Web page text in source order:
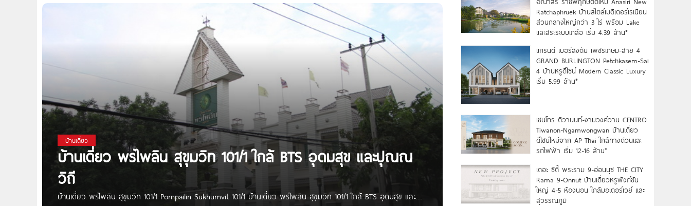
บ้านเดี่ยว
บ้านเดี่ยว พรไพลิน สุขุมวิท 101/1 ใกล้ BTS อุดมสุข และปุณณ
วิถี
บ้านเดี่ยว พรไพลิน สุขุมวิท 101/1 Pornpailin Sukhumvit 101/1 บ้านเดี่ยว พรไพลิน สุขุมวิท 101/1 ใกล้ BTS อุดมสุข และ
Ratchaphruek บ้านสไตล์เมดิเตอร์เรเนียน
ส่วนกลางใหญ่กว่า 3 ไร่ พร้อม Lake
และสระระบบเกลือ เริ่ม 4.39 ล้าน*
แกรนด์ เบอร์ลิงตัน เพชรเกษม-สาย 4
GRAND BURLINGTON Petchkasem-Sai
4 บ้านหรูดีไซน์ Modern Classic Luxury
เริ่ม 5.99 ล้าน*
เซนโทร ติวานนท์-งามวงศ์วาน CENTRO
Tiwanon-Ngamwongwan บ้านเดี่ยว
ดีไซน์ใหม่จาก AP Thai ใกล้ทางด่วนและ
รถไฟฟ้า เริ่ม 12-16 ล้าน*
เดอะ ซิตี้ พระราม 9-อ่อนนุช THE CITY
Rama 9-Onnut บ้านเดี่ยวหรูฟังก์ชัน
ใหญ่ 4-5 ห้องนอน ใกล้มอเตอร์เวย์ และ
สุวรรณภูมิ